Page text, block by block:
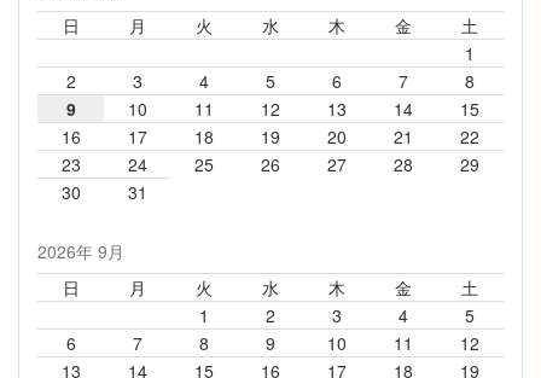
日
月 火 水 木 金
土
1
2
3 4 5 6 7
8
9
10 11 12 13 14
15
16
17 18 19 20 21
22
23
24 25 26 27 28
29
30
31
2026年 9月
日
月 火 水 木 金
土
1
2 3 4
5
6
7 8 9 10 11
12
13
14 15 16 17 18 19